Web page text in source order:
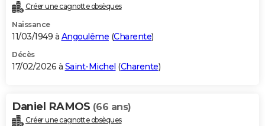
Créer une cagnotte obsèques
Naissance
11/03/1949 à Angoulême (Charente)
Décès
17/02/2026 à Saint-Michel (Charente)
Daniel RAMOS (66 ans)
Créer une cagnotte obsèques